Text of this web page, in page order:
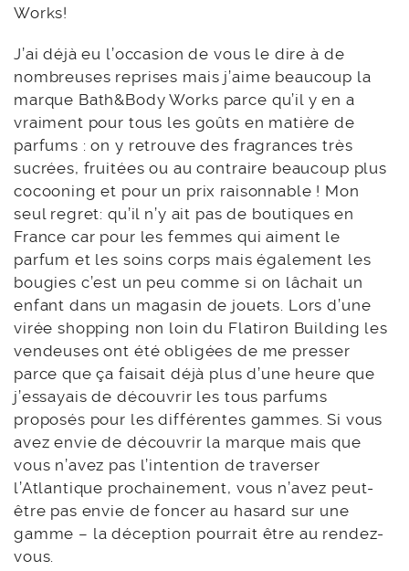
Works!
J’ai déjà eu l’occasion de vous le dire à de
nombreuses reprises mais j’aime beaucoup la
marque Bath&Body Works parce qu’il y en a
vraiment pour tous les goûts en matière de
parfums : on y retrouve des fragrances très
sucrées, fruitées ou au contraire beaucoup plus
cocooning et pour un prix raisonnable ! Mon
seul regret: qu’il n’y ait pas de boutiques en
France car pour les femmes qui aiment le
parfum et les soins corps mais également les
bougies c’est un peu comme si on lâchait un
enfant dans un magasin de jouets. Lors d’une
virée shopping non loin du Flatiron Building les
vendeuses ont été obligées de me presser
parce que ça faisait déjà plus d’une heure que
j’essayais de découvrir les tous parfums
proposés pour les différentes gammes. Si vous
avez envie de découvrir la marque mais que
vous n’avez pas l’intention de traverser
l’Atlantique prochainement, vous n’avez peut-
être pas envie de foncer au hasard sur une
gamme – la déception pourrait être au rendez-
vous.